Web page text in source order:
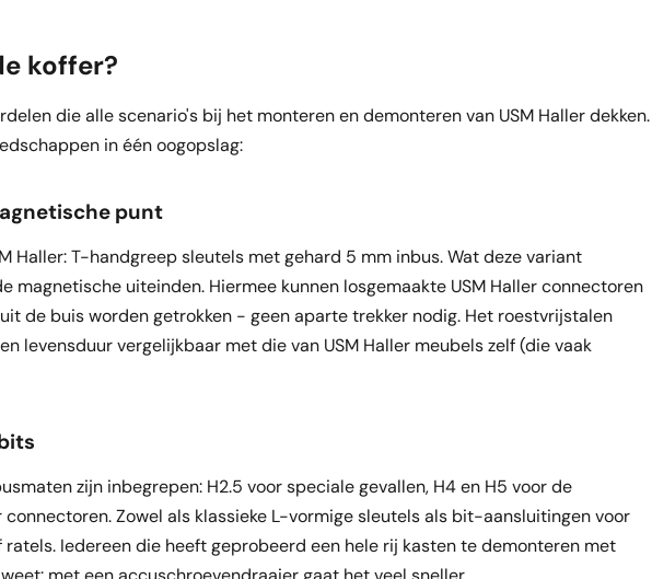
koffer?
die alle scenario's bij het monteren en demonteren van USM Haller dekken.
in één oogopslag:
punt
Haller: T-handgreep sleutels met gehard 5 mm inbus. Wat deze variant
magnetische uiteinden. Hiermee kunnen losgemaakte USM Haller connectoren
de buis worden getrokken - geen aparte trekker nodig. Het roestvrijstalen
levensduur vergelijkbaar met die van USM Haller meubels zelf (die vaak
zijn inbegrepen: H2.5 voor speciale gevallen, H4 en H5 voor de
connectoren. Zowel als klassieke L-vormige sleutels als bit-aansluitingen voor
Iedereen die heeft geprobeerd een hele rij kasten te demonteren met